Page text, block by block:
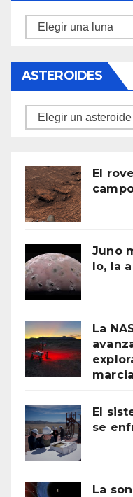
Lunas
ASTEROIDES
Asteroides
El
Juno
Io, la
La
El
se
La